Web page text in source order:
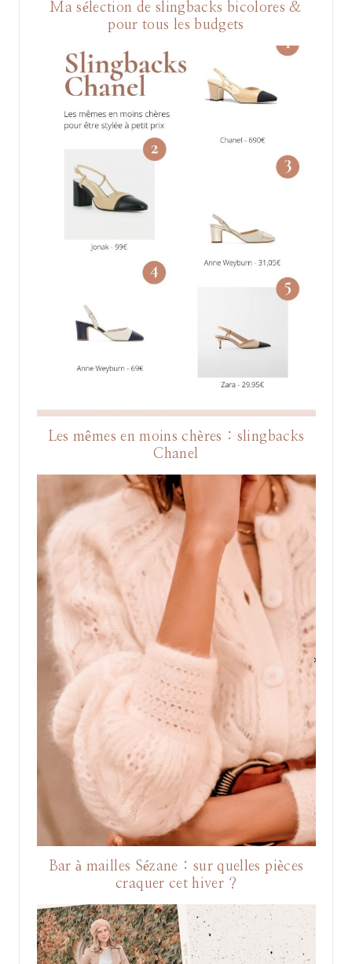
Ma sélection de slingbacks bicolores &
pour tous les budgets
Les mêmes en moins chères : slingbacks
Chanel
Bar à mailles Sézane : sur quelles pièces
craquer cet hiver ?